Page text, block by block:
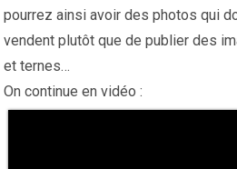
pourrez ainsi avoir des photos qui
vendent plutôt que de publier des
et ternes…
On continue en vidéo :